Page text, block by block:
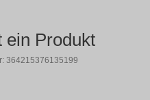
ein Produkt
364215376135199